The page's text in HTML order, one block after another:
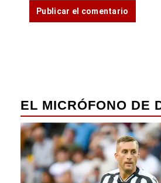
EL MICRÓFONO DE